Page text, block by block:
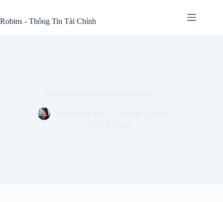
content
Robins - Thông Tin Tài Chính